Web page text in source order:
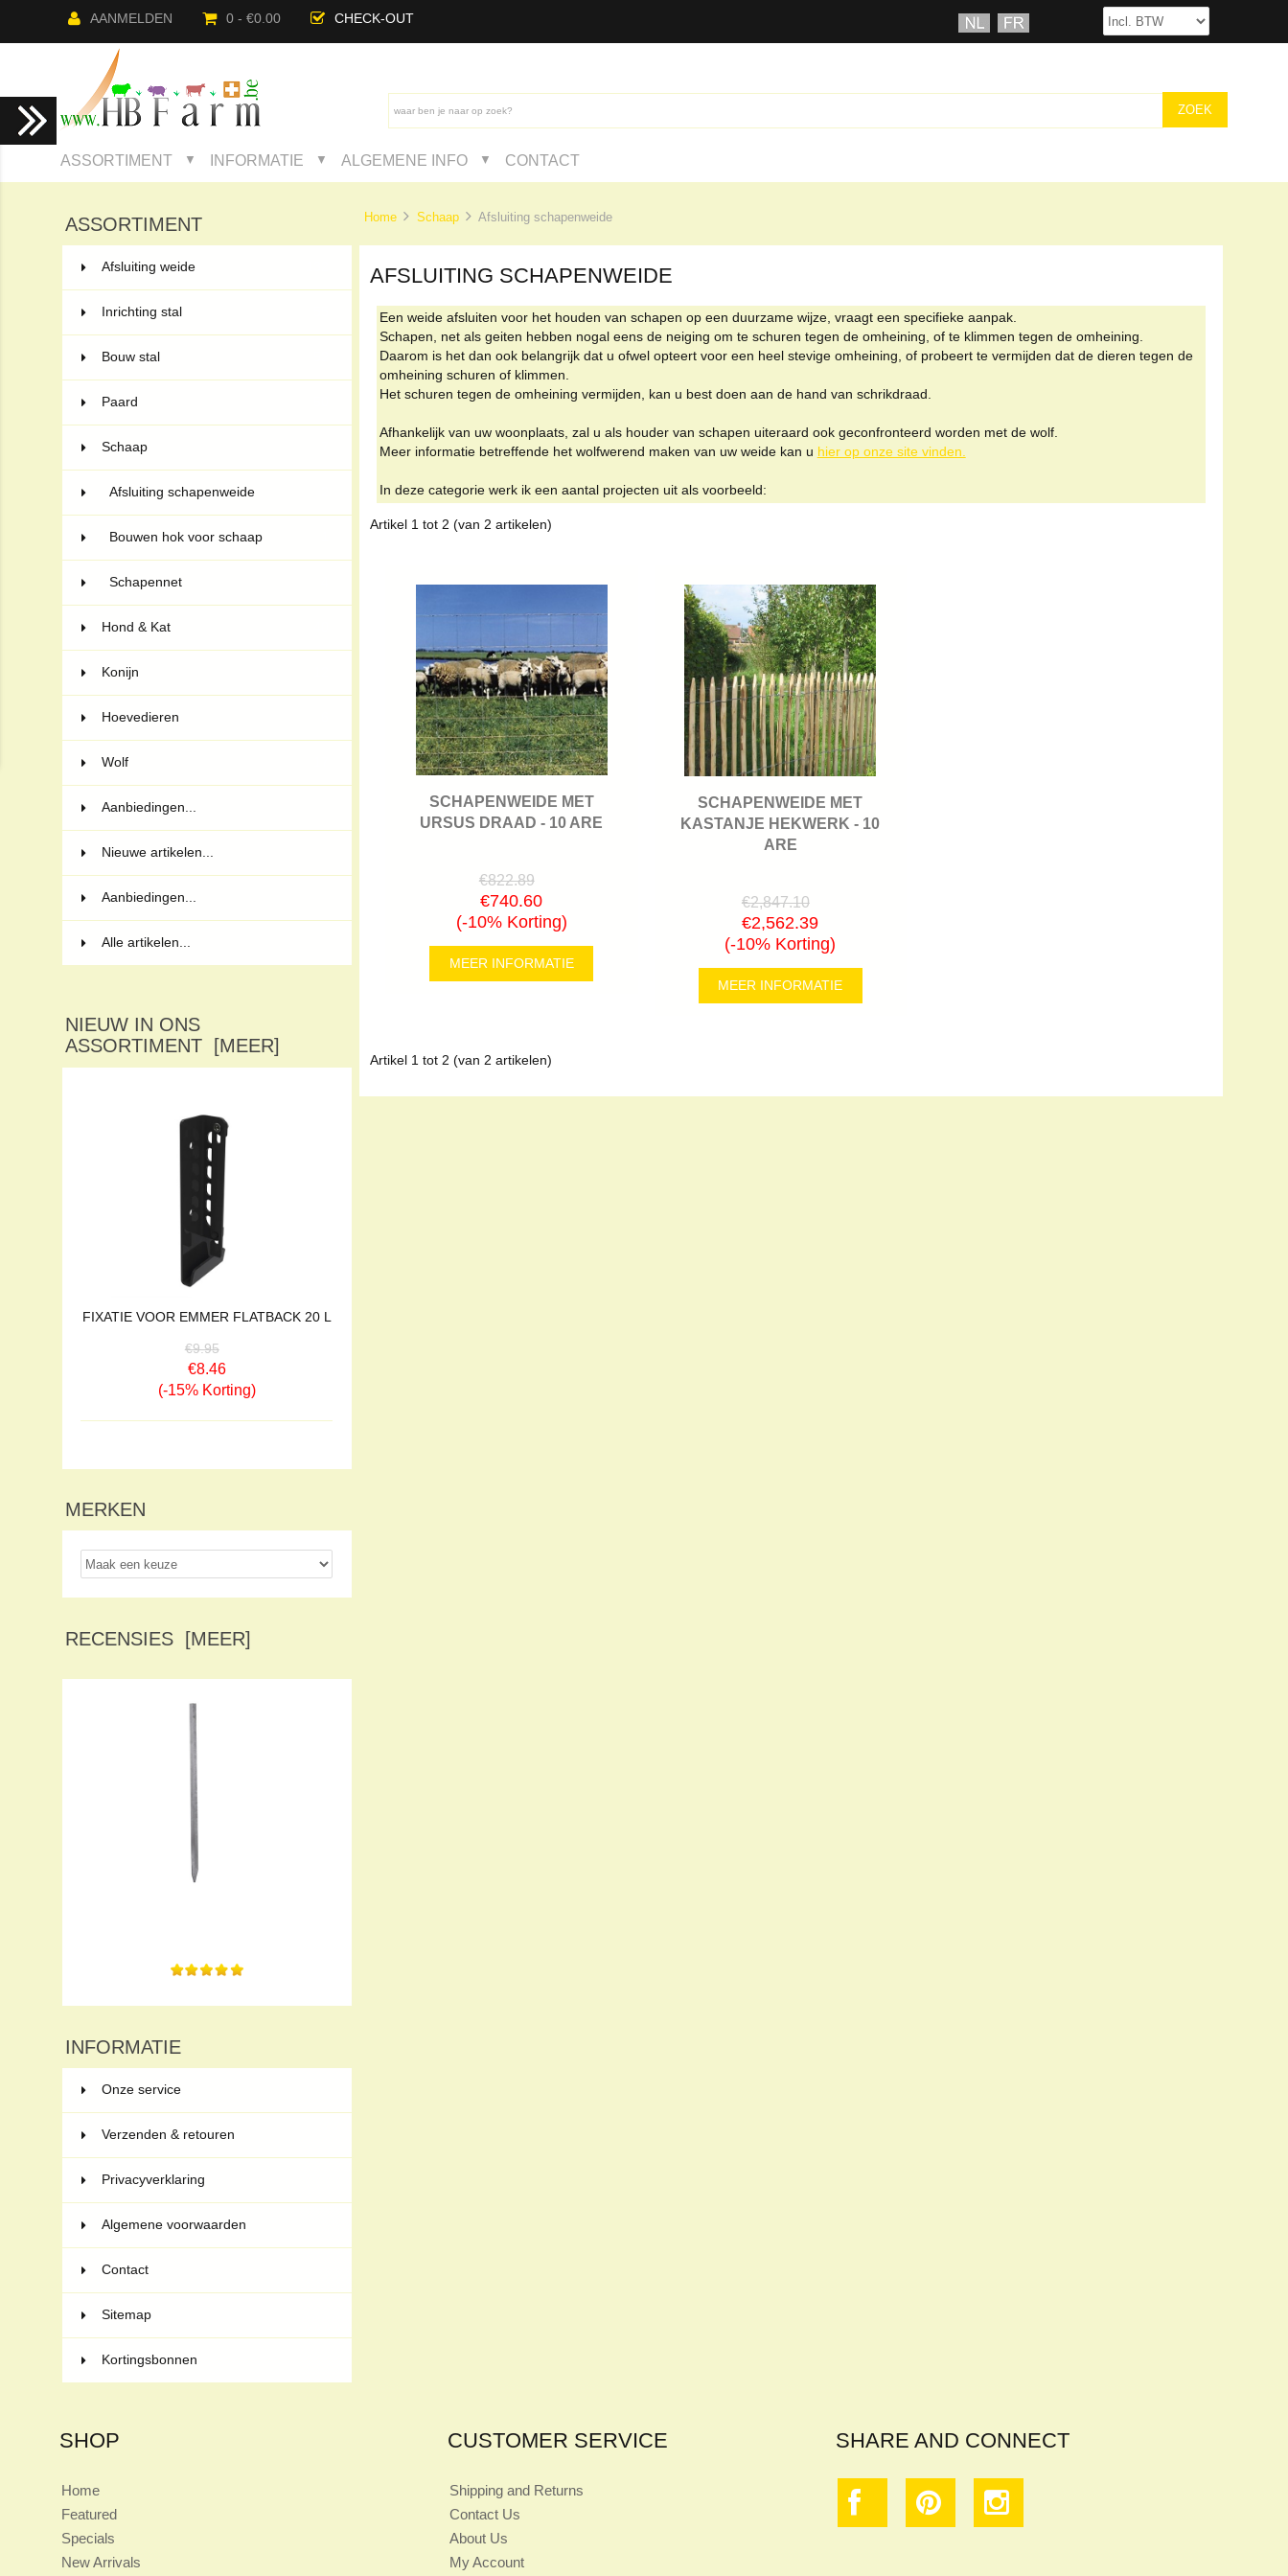
AANMELDEN 0 - €0.00 CHECK-OUT
ASSORTIMENT ▼ INFORMATIE ▼ ALGEMENE INFO ▼ CONTACT
ASSORTIMENT
Afsluiting weide
Inrichting stal
Bouw stal
Paard
Schaap
Afsluiting schapenweide
Bouwen hok voor schaap
Schapennet
Hond & Kat
Konijn
Hoevedieren
Wolf
Aanbiedingen...
Nieuwe artikelen...
Aanbiedingen...
Alle artikelen...
NIEUW IN ONS
ASSORTIMENT [MEER]
FIXATIE VOOR EMMER FLATBACK 20 L
€9.95
€8.46
(-15% Korting)
MERKEN
RECENSIES [MEER]
INFORMATIE
Onze service
Verzenden & retouren
Privacyverklaring
Algemene voorwaarden
Contact
Sitemap
Kortingsbonnen
Home Schaap Afsluiting schapenweide
AFSLUITING SCHAPENWEIDE
Een weide afsluiten voor het houden van schapen op een duurzame wijze, vraagt een specifieke aanpak.
Schapen, net als geiten hebben nogal eens de neiging om te schuren tegen de omheining, of te klimmen tegen de omheining.
Daarom is het dan ook belangrijk dat u ofwel opteert voor een heel stevige omheining, of probeert te vermijden dat de dieren tegen de
omheining schuren of klimmen.
Het schuren tegen de omheining vermijden, kan u best doen aan de hand van schrikdraad.
Afhankelijk van uw woonplaats, zal u als houder van schapen uiteraard ook geconfronteerd worden met de wolf.
Meer informatie betreffende het wolfwerend maken van uw weide kan u hier op onze site vinden.
In deze categorie werk ik een aantal projecten uit als voorbeeld:
Artikel 1 tot 2 (van 2 artikelen)
SCHAPENWEIDE MET
URSUS DRAAD - 10 ARE
€822.89
€740.60
(-10% Korting)
MEER INFORMATIE
SCHAPENWEIDE MET
KASTANJE HEKWERK - 10
ARE
€2,847.10
€2,562.39
(-10% Korting)
MEER INFORMATIE
Artikel 1tot 2 (van 2 artikelen)
SHOP
Home
Featured
Specials
New Arrivals
CUSTOMER SERVICE
Shipping and Returns
Contact Us
About Us
My Account
SHARE AND CONNECT